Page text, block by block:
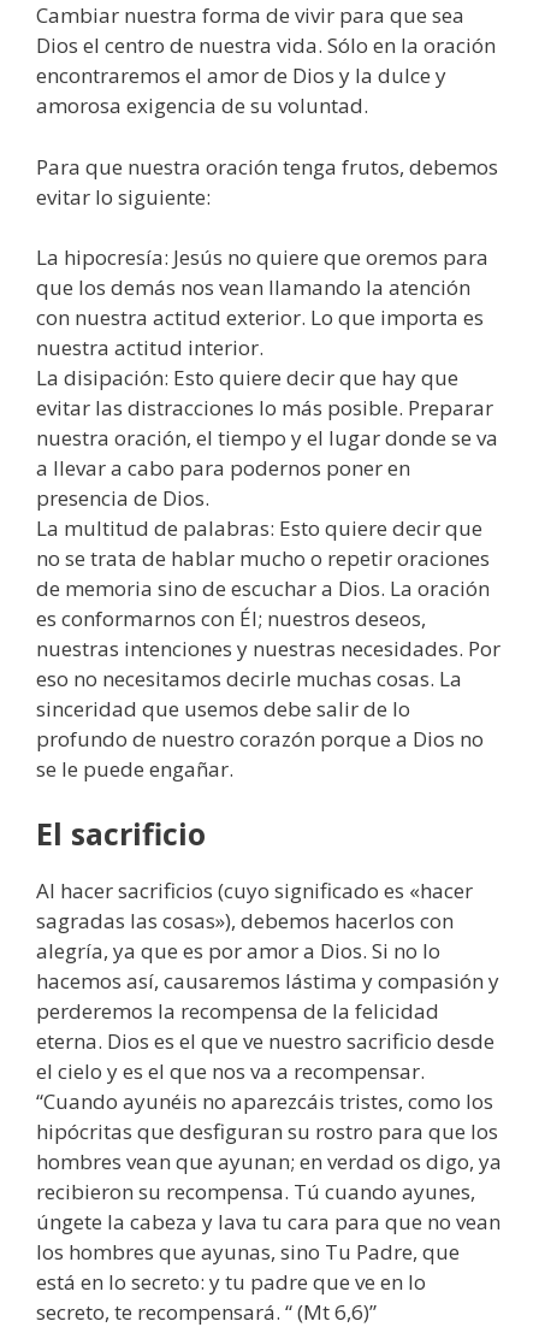
Cambiar nuestra forma de vivir para que sea
Dios el centro de nuestra vida. Sólo en la oración
encontraremos el amor de Dios y la dulce y
amorosa exigencia de su voluntad.
Para que nuestra oración tenga frutos, debemos
evitar lo siguiente:
La hipocresía: Jesús no quiere que oremos para
que los demás nos vean llamando la atención
con nuestra actitud exterior. Lo que importa es
nuestra actitud interior.
La disipación: Esto quiere decir que hay que
evitar las distracciones lo más posible. Preparar
nuestra oración, el tiempo y el lugar donde se va
a llevar a cabo para podernos poner en
presencia de Dios.
La multitud de palabras: Esto quiere decir que
no se trata de hablar mucho o repetir oraciones
de memoria sino de escuchar a Dios. La oración
es conformarnos con Él; nuestros deseos,
nuestras intenciones y nuestras necesidades. Por
eso no necesitamos decirle muchas cosas. La
sinceridad que usemos debe salir de lo
profundo de nuestro corazón porque a Dios no
se le puede engañar.
El sacrificio
Al hacer sacrificios (cuyo significado es «hacer
sagradas las cosas»), debemos hacerlos con
alegría, ya que es por amor a Dios. Si no lo
hacemos así, causaremos lástima y compasión y
perderemos la recompensa de la felicidad
eterna. Dios es el que ve nuestro sacrificio desde
el cielo y es el que nos va a recompensar.
“Cuando ayunéis no aparezcáis tristes, como los
hipócritas que desfiguran su rostro para que los
hombres vean que ayunan; en verdad os digo, ya
recibieron su recompensa. Tú cuando ayunes,
úngete la cabeza y lava tu cara para que no vean
los hombres que ayunas, sino Tu Padre, que
está en lo secreto: y tu padre que ve en lo
secreto, te recompensará. “ (Mt 6,6)”